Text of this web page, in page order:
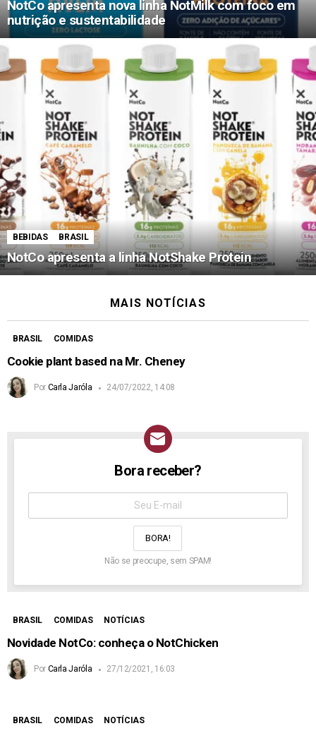
NotCo apresenta nova linha NotMilk com foco em
nutrição e sustentabilidade
BEBIDAS BRASIL
NotCo apresenta a linha NotShake Protein
MAIS NOTÍCIAS
BRASIL COMIDAS
Cookie plant based na Mr. Cheney
Por Carla Jaróla 24/07/2022, 14:08
Bora receber?
Não se preocupe, sem SPAM!
BRASIL COMIDAS NOTÍCIAS
Novidade NotCo: conheça o NotChicken
Por Carla Jaróla 27/12/2021, 16:03
BRASIL COMIDAS NOTÍCIAS